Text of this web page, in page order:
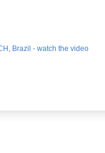
Brazil - watch the video